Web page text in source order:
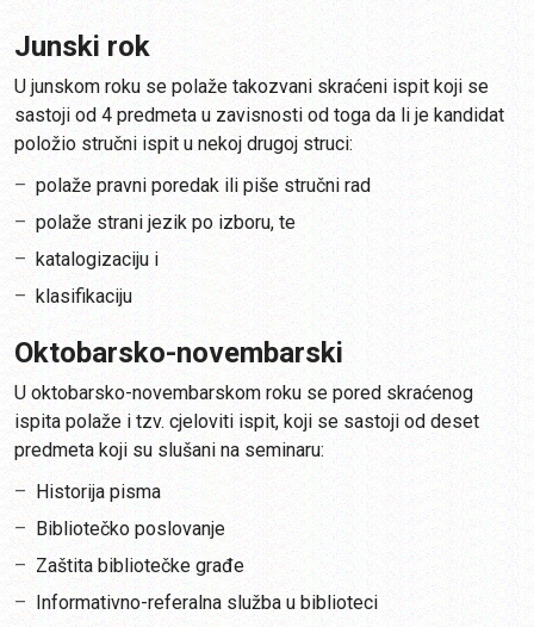
Junski rok
U junskom roku se polaže takozvani skraćeni ispit koji se
sastoji od 4 predmeta u zavisnosti od toga da li je kandidat
položio stručni ispit u nekoj drugoj struci:
polaže pravni poredak ili piše stručni rad
polaže strani jezik po izboru, te
katalogizaciju i
klasifikaciju
Oktobarsko-novembarski
U oktobarsko-novembarskom roku se pored skraćenog
ispita polaže i tzv. cjeloviti ispit, koji se sastoji od deset
predmeta koji su slušani na seminaru:
Historija pisma
Bibliotečko poslovanje
Zaštita bibliotečke građe
Informativno-referalna služba u biblioteci